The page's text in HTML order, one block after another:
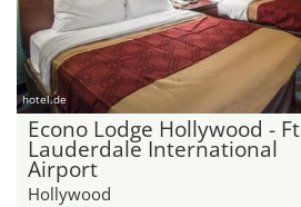
hotel.de
Econo Lodge Hollywood - Ft
Lauderdale International
Airport
Hollywood